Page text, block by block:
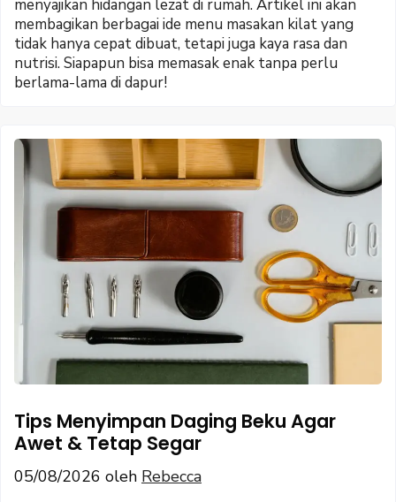
menyajikan hidangan lezat di rumah. Artikel ini akan
membagikan berbagai ide menu masakan kilat yang
tidak hanya cepat dibuat, tetapi juga kaya rasa dan
nutrisi. Siapapun bisa memasak enak tanpa perlu
berlama-lama di dapur!
Tips Menyimpan Daging Beku Agar
Awet & Tetap Segar
05/08/2026 oleh Rebecca